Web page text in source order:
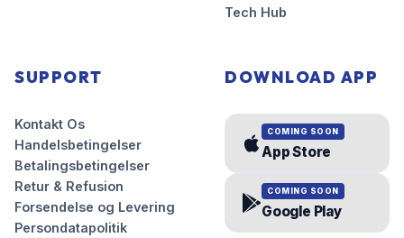
Tech Hub
SUPPORT
Kontakt Os
Handelsbetingelser
Betalingsbetingelser
Retur & Refusion
Forsendelse og Levering
Persondatapolitik
DOWNLOAD APP
COMING SOON
App Store
COMING SOON
Google Play